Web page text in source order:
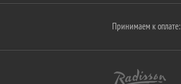
Принимаем к оплате: